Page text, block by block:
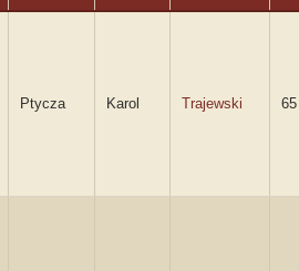
Ptycza Karol Trajewski 65